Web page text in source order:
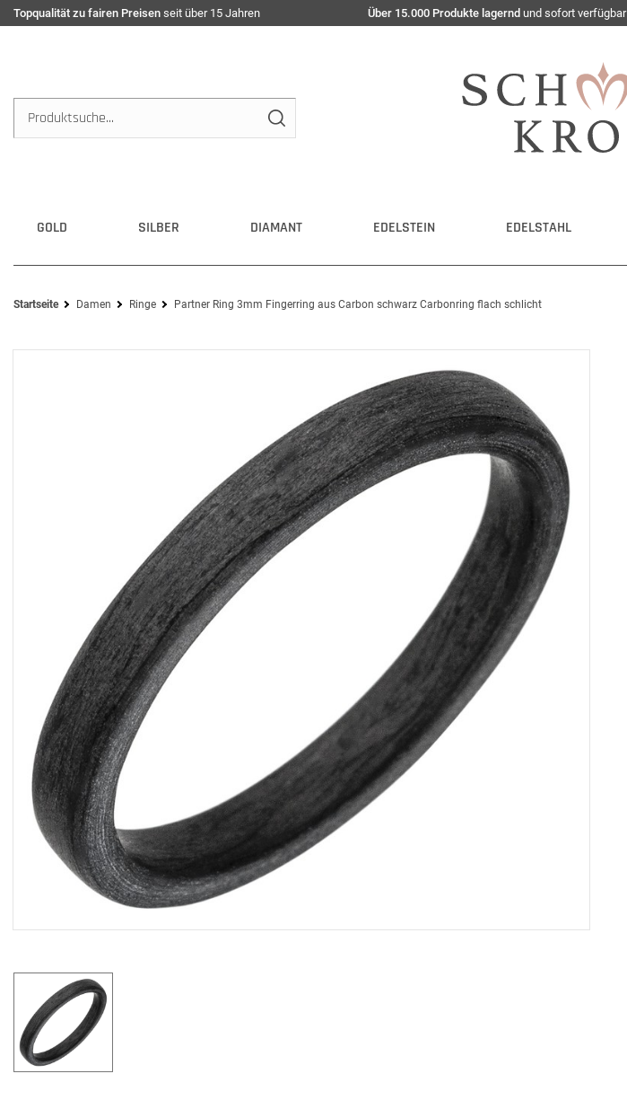
Topqualität zu fairen Preisen seit über 15 Jahren Über 15.000 Produkte lagernd und sofort verfügbar
GOLD SILBER DIAMANT EDELSTEIN EDELSTAHL
Startseite Damen Ringe Partner Ring 3mm Fingerring aus Carbon schwarz Carbonring flach schlicht